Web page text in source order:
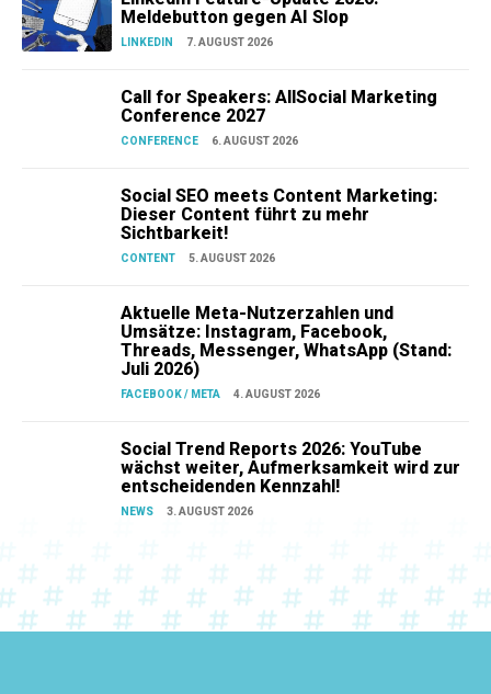
Meldebutton gegen AI Slop
LINKEDIN 7. AUGUST 2026
Call for Speakers: AllSocial Marketing
Conference 2027
CONFERENCE 6. AUGUST 2026
Social SEO meets Content Marketing:
Dieser Content führt zu mehr
Sichtbarkeit!
CONTENT 5. AUGUST 2026
Aktuelle Meta-Nutzerzahlen und
Umsätze: Instagram, Facebook,
Threads, Messenger, WhatsApp (Stand:
Juli 2026)
FACEBOOK / META 4. AUGUST 2026
Social Trend Reports 2026: YouTube
wächst weiter, Aufmerksamkeit wird zur
entscheidenden Kennzahl!
NEWS 3. AUGUST 2026